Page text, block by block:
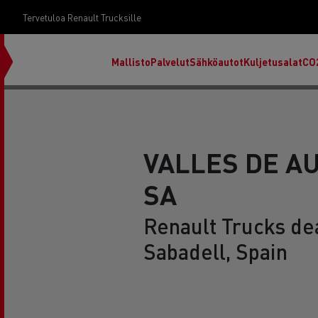
Tervetuloa Renault Trucksille
MallistoPalvelutSähköautotKuljetusalat
VALLES DE
SA
Renault Trucks
Sabadell, Spain